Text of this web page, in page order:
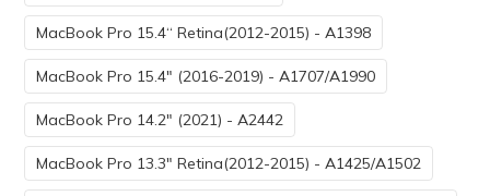
MacBook Pro 15.4“ Retina(2012-2015) - A1398
MacBook Pro 15.4" (2016-2019) - A1707/A1990
MacBook Pro 14.2" (2021) - A2442
MacBook Pro 13.3" Retina(2012-2015) - A1425/A1502